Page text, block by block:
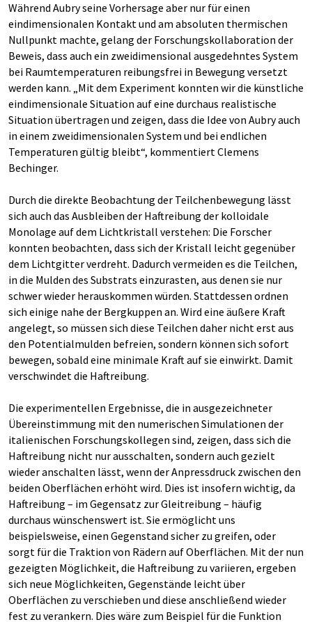
Während Aubry seine Vorhersage aber nur für einen
eindimensionalen Kontakt und am absoluten thermischen
Nullpunkt machte, gelang der Forschungskollaboration der
Beweis, dass auch ein zweidimensional ausgedehntes System
bei Raumtemperaturen reibungsfrei in Bewegung versetzt
werden kann. „Mit dem Experiment konnten wir die künstliche
eindimensionale Situation auf eine durchaus realistische
Situation übertragen und zeigen, dass die Idee von Aubry auch
in einem zweidimensionalen System und bei endlichen
Temperaturen gültig bleibt“, kommentiert Clemens
Bechinger.
Durch die direkte Beobachtung der Teilchenbewegung lässt
sich auch das Ausbleiben der Haftreibung der kolloidale
Monolage auf dem Lichtkristall verstehen: Die Forscher
konnten beobachten, dass sich der Kristall leicht gegenüber
dem Lichtgitter verdreht. Dadurch vermeiden es die Teilchen,
in die Mulden des Substrats einzurasten, aus denen sie nur
schwer wieder herauskommen würden. Stattdessen ordnen
sich einige nahe der Bergkuppen an. Wird eine äußere Kraft
angelegt, so müssen sich diese Teilchen daher nicht erst aus
den Potentialmulden befreien, sondern können sich sofort
bewegen, sobald eine minimale Kraft auf sie einwirkt. Damit
verschwindet die Haftreibung.
Die experimentellen Ergebnisse, die in ausgezeichneter
Übereinstimmung mit den numerischen Simulationen der
italienischen Forschungskollegen sind, zeigen, dass sich die
Haftreibung nicht nur ausschalten, sondern auch gezielt
wieder anschalten lässt, wenn der Anpressdruck zwischen den
beiden Oberflächen erhöht wird. Dies ist insofern wichtig, da
Haftreibung – im Gegensatz zur Gleitreibung – häufig
durchaus wünschenswert ist. Sie ermöglicht uns
beispielsweise, einen Gegenstand sicher zu greifen, oder
sorgt für die Traktion von Rädern auf Oberflächen. Mit der nun
gezeigten Möglichkeit, die Haftreibung zu variieren, ergeben
sich neue Möglichkeiten, Gegenstände leicht über
Oberflächen zu verschieben und diese anschließend wieder
fest zu verankern. Dies wäre zum Beispiel für die Funktion